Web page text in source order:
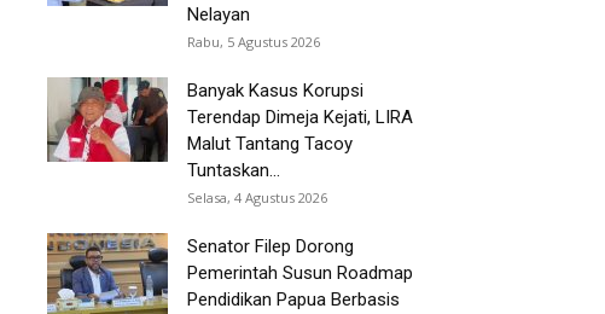
Nelayan
Rabu, 5 Agustus 2026
Banyak Kasus Korupsi
Terendap Dimeja Kejati, LIRA
Malut Tantang Tacoy
Tuntaskan...
Selasa, 4 Agustus 2026
Senator Filep Dorong
Pemerintah Susun Roadmap
Pendidikan Papua Berbasis